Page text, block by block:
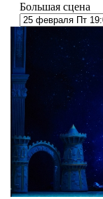
Большая сцена